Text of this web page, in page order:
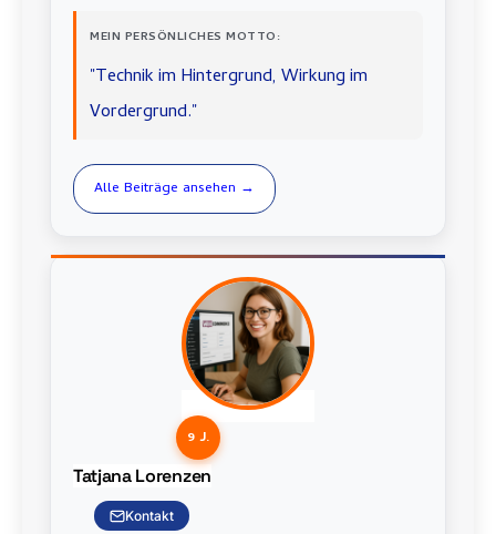
MEIN PERSÖNLICHES MOTTO:
"Technik im Hintergrund, Wirkung im
Vordergrund."
Alle Beiträge ansehen →
9 J.
Tatjana Lorenzen
Kontakt